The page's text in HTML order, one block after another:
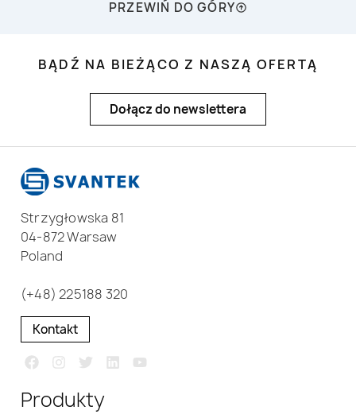
PRZEWIŃ DO GÓRY
BĄDŹ NA BIEŻĄCO Z NASZĄ OFERTĄ
Dołącz do newslettera
Strzygłowska 81
04-872 Warsaw
Poland
(+48) 225188 320
Kontakt
Produkty